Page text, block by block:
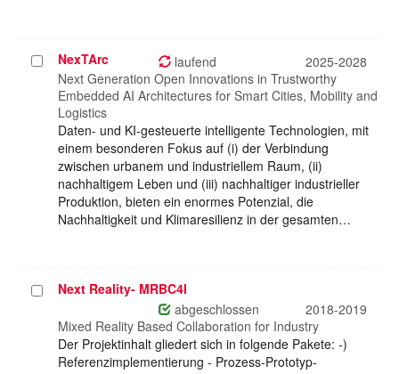
Projekt
auswählen
NexTArc laufend
2025-2028
Next Generation Open Innovations in Trustworthy
Embedded AI Architectures for Smart Cities, Mobility and
Logistics
Daten- und KI-gesteuerte intelligente Technologien, mit
einem besonderen Fokus auf (i) der Verbindung
zwischen urbanem und industriellem Raum, (ii)
nachhaltigem Leben und (iii) nachhaltiger industrieller
Produktion, bieten ein enormes Potenzial, die
Nachhaltigkeit und Klimaresilienz in der gesamten…
ProjektNext Reality- MRBC4I
abgeschlossen
2018-2019
Mixed Reality Based Collaboration for Industry
Der Projektinhalt gliedert sich in folgende Pakete: -)
Referenzimplementierung - Prozess-Prototyp-